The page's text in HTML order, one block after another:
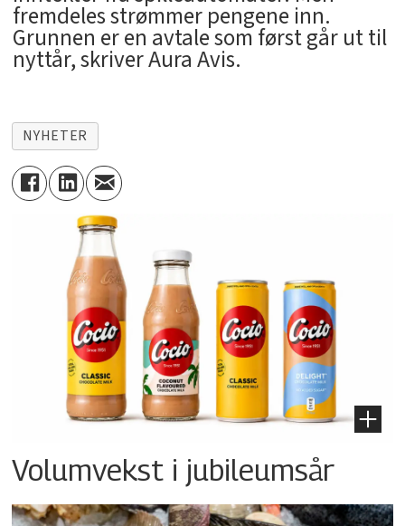
fremdeles strømmer pengene inn.
Grunnen er en avtale som først går ut til
nyttår, skriver Aura Avis.
NYHETER
Volumvekst i jubileumsår